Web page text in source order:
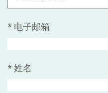
* 电子邮箱
* 姓名